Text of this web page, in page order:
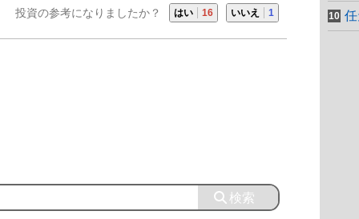
投資の参考になりましたか？ はい 16 いいえ 1